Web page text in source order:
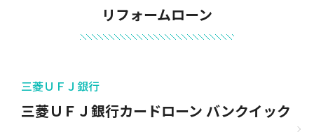
リフォームローン
三菱ＵＦＪ銀行
三菱ＵＦＪ銀行カードローン バンクイック